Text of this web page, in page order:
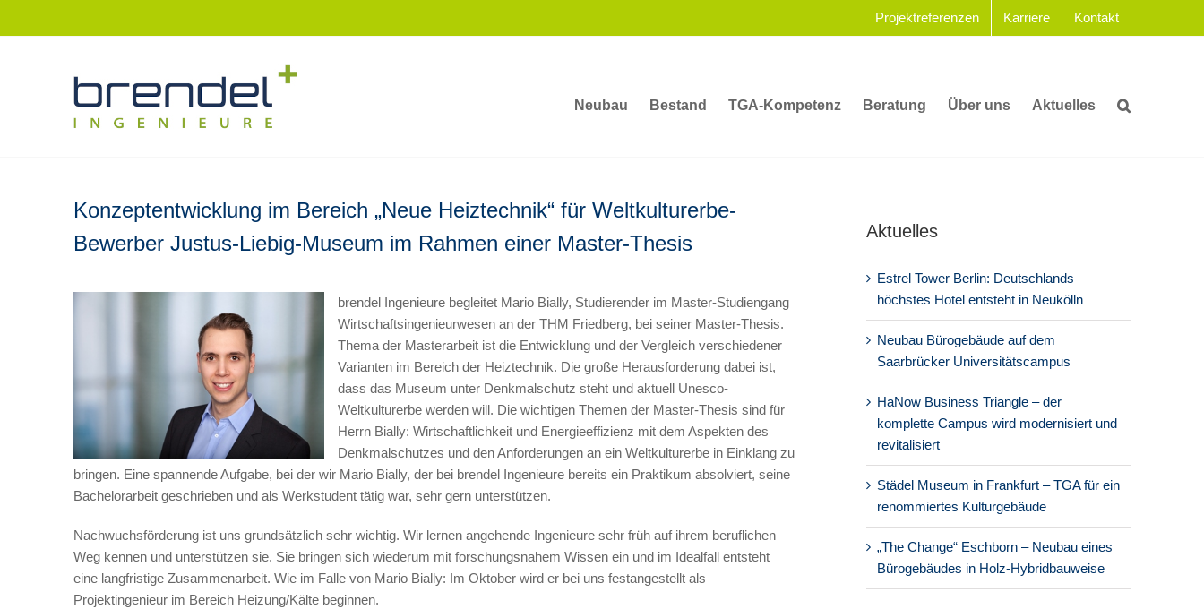
Projektreferenzen Karriere Kontakt
Neubau Bestand TGA-Kompetenz Beratung Über uns Aktuelles
Konzeptentwicklung im Bereich „Neue Heiztechnik“ für Weltkulturerbe-
Bewerber Justus-Liebig-Museum im Rahmen einer Master-Thesis
brendel Ingenieure begleitet Mario Bially, Studierender im Master-Studiengang
Wirtschaftsingenieurwesen an der THM Friedberg, bei seiner Master-Thesis.
Thema der Masterarbeit ist die Entwicklung und der Vergleich verschiedener
Varianten im Bereich der Heiztechnik. Die große Herausforderung dabei ist,
dass das Museum unter Denkmalschutz steht und aktuell Unesco-
Weltkulturerbe werden will. Die wichtigen Themen der Master-Thesis sind für
Herrn Bially: Wirtschaftlichkeit und Energieeffizienz mit dem Aspekten des
Denkmalschutzes und den Anforderungen an ein Weltkulturerbe in Einklang zu
bringen. Eine spannende Aufgabe, bei der wir Mario Bially, der bei brendel Ingenieure bereits ein Praktikum absolviert, seine
Bachelorarbeit geschrieben und als Werkstudent tätig war, sehr gern unterstützen.
Nachwuchsförderung ist uns grundsätzlich sehr wichtig. Wir lernen angehende Ingenieure sehr früh auf ihrem beruflichen
Weg kennen und unterstützen sie. Sie bringen sich wiederum mit forschungsnahem Wissen ein und im Idealfall entsteht
eine langfristige Zusammenarbeit. Wie im Falle von Mario Bially: Im Oktober wird er bei uns festangestellt als
Projektingenieur im Bereich Heizung/Kälte beginnen.
Aktuelles
Estrel Tower Berlin: Deutschlands
höchstes Hotel entsteht in Neukölln
Neubau Bürogebäude auf dem
Saarbrücker Universitätscampus
HaNow Business Triangle – der
komplette Campus wird modernisiert und
revitalisiert
Städel Museum in Frankfurt – TGA für ein
renommiertes Kulturgebäude
„The Change“ Eschborn – Neubau eines
Bürogebäudes in Holz-Hybridbauweise